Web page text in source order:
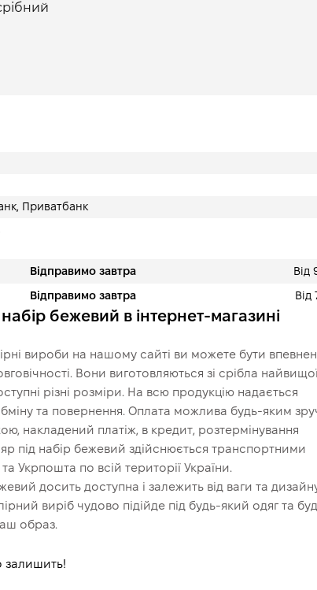
Приватбанк
Відправимо завтра Від
Відправимо завтра Від
бежевий в інтернет-магазині
вироби на нашому сайті ви можете бути
Вони виготовляються зі срібла
різні розміри. На всю продукцію надається
та повернення. Оплата можлива будь-яким
накладений платіж, в кредит, розтермінування
під набір бежевий здійснюється транспортними
Укрпошта по всій території України.
досить доступна і залежить від ваги та
виріб чудово підійде під будь-який одяг та
образ.
залишить!